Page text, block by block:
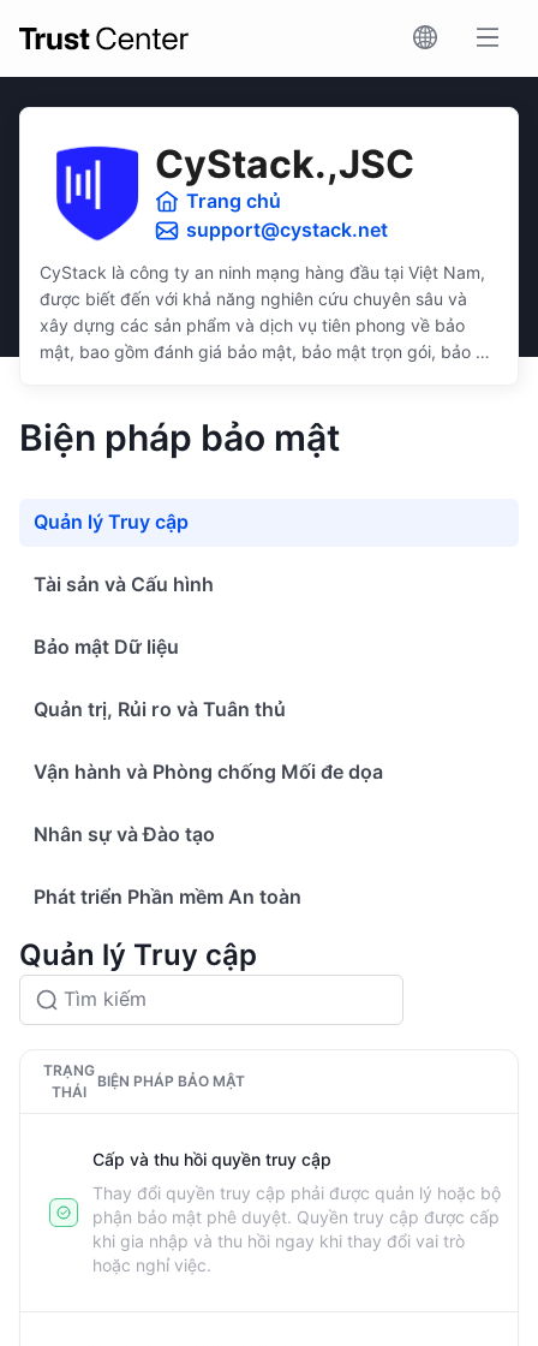
CyStack.,JSC
Trang chủ
support@cystack.net
CyStack là công ty an ninh mạng hàng đầu tại Việt Nam,
được biết đến với khả năng nghiên cứu chuyên sâu và
xây dựng các sản phẩm và dịch vụ tiên phong về bảo
mật, bao gồm đánh giá bảo mật, bảo mật trọn gói, bảo vệ
sử dụng, phù hợp với doanh nghiệp ở các quy mô, ngân
sách, và khả năng kỹ thuật khác nhau.
Biện pháp bảo mật
Quản lý Truy cập
Tài sản và Cấu hình
Bảo mật Dữ liệu
Quản trị, Rủi ro và Tuân thủ
Vận hành và Phòng chống Mối đe dọa
Nhân sự và Đào tạo
Phát triển Phần mềm An toàn
Quản lý Truy cập
TRẠNG
THÁI
BIỆN PHÁP BẢO MẬT
Cấp và thu hồi quyền truy cập
Thay đổi quyền truy cập phải được quản lý hoặc bộ
phận bảo mật phê duyệt. Quyền truy cập được cấp
khi gia nhập và thu hồi ngay khi thay đổi vai trò
hoặc nghỉ việc.